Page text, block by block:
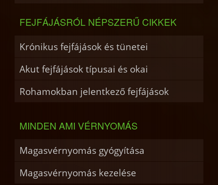
FEJFÁJÁSRÓL NÉPSZERŰ CIKKEK
Krónikus fejfájások és tünetei
Akut fejfájások típusai és okai
Rohamokban jelentkező fejfájások
MINDEN AMI VÉRNYOMÁS
Magasvérnyomás gyógyítása
Magasvérnyomás kezelése